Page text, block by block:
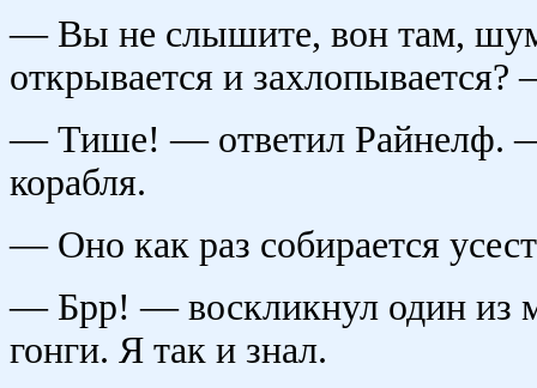
— Вы не слышите, вон там,
открывается и
— Тише! — ответил Райнелф.
корабля.
— Оно как раз собирается
— Брр! — воскликнул один из
гонги. Я так и знал.